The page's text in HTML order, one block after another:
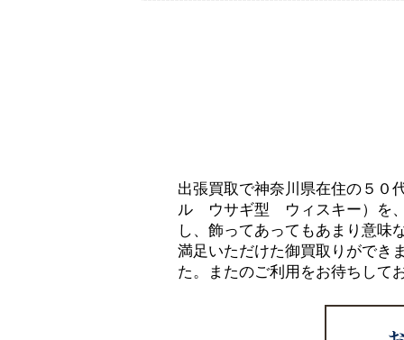
出張買取で神奈川県在住の５
ル ウサギ型 ウィスキー）を、
し、飾ってあってもあまり意味
満足いただけた御買取りができ
た。またのご利用をお待ちして